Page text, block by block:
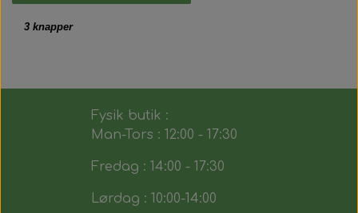
3 knapper
Fysik butik :
Man-Tors : 12:00 - 17:30
Fredag : 14:00 - 17:30
Lørdag : 10:00-14:00